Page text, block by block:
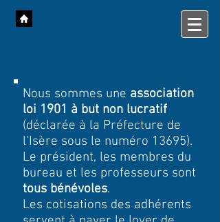
Nous sommes une association
loi 1901 à but non lucratif
(déclarée à la Préfecture de
l'Isère sous le numéro 13695).
Le président, les membres du
bureau et les professeurs sont
tous bénévoles.
Les cotisations des adhérents